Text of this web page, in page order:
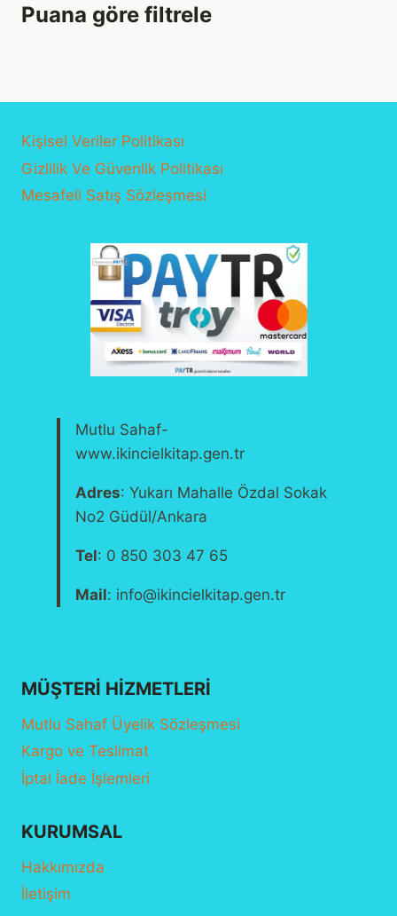
Puana göre filtrele
Kişisel Veriler Politikası
Gizlilik Ve Güvenlik Politikası
Mesafeli Satış Sözleşmesi
Mutlu Sahaf-
www.ikincielkitap.gen.tr
Adres: Yukarı Mahalle Özdal Sokak
No2 Güdül/Ankara
Tel: 0 850 303 47 65
Mail: info@ikincielkitap.gen.tr
MÜŞTERI HIZMETLERI
Mutlu Sahaf Üyelik Sözleşmesi
Kargo ve Teslimat
İptal İade İşlemleri
KURUMSAL
Hakkımızda
İletişim